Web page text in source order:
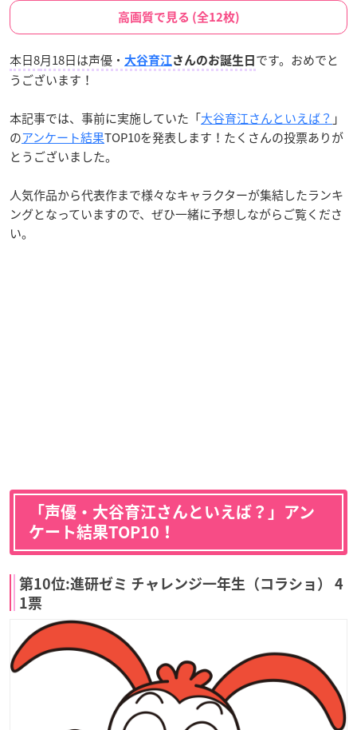
高画質で見る (全12枚)
本日8月18日は声優・ 大谷育江 さんのお誕生日 です。おめでと
うございます！
本記事では、事前に実施していた「大谷育江さんといえば？ 」
のアンケート結果TOP10を発表します！たくさんの投票ありが
とうございました。
人気作品から代表作まで様々なキャラクターが集結したランキ
ングとなっていますので、ぜひ一緒に予想しながらご覧くださ
い。
「声優・大谷育江さんといえば？」アン
ケート結果TOP10！
第10位:進研ゼミ チャレンジ一年生（コラショ） 4
1票